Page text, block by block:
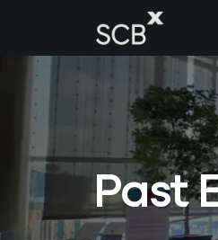
content
ค้นหาใ
for:
Past